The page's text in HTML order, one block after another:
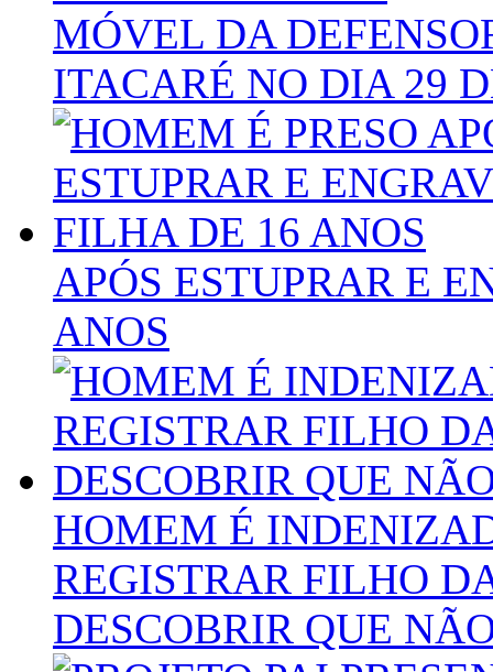
MÓVEL DA
ITACARÉ NO DIA 29
APÓS ESTUPRAR E
ANOS
HOMEM É
REGISTRAR FILHO
DESCOBRIR QUE